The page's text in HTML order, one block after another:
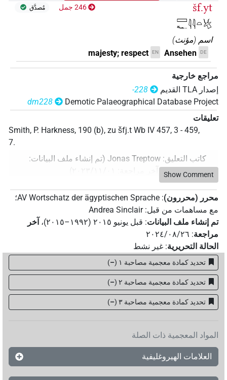
šf.yt
𓈙𓆑𓇋𓇋𓏏𓄃
246 جمل مُصدَّق
اسم (مؤنث)
DE
Ansehen
EN
majesty; respect
مراجع خارجية
إصدار‏ ‏TLA‏ القديم
-228
Demotic Palaeographical Database Project
dm228
تعليقات
Smith, P. Harkness, 190 (b), zu šfj.t Wb IV 457, 3 - 459,
7.
كاتب التعليق:
Jonas Treptow
(تم إنشاء ملف البيانات:
٢٠٢٣/١١/٠١ ، ٢٠٢٣/١١/٠١ Show Comment
محرر (محررون):
AV Wortschatz der ägyptischen Sprache؛
مع مساهمات من قبل:
Andrea Sinclair
تم إنشاء ملف البيانات: قبل يونيو ۲۰۱٥ (۱۹۹۲–۲۰۱٥) ، آخر
مراجعة: ٢٠٢٤/٠٨/٢٦
الحالة التحريرية: غير نشط
تحديد كمادة معجمية مصاحبة ١ –
)
تحديد كمادة معجمية مصاحبة ٢ –
)
تحديد كمادة معجمية مصاحبة ۳ –
)
المواد المعجمية ذات الصلة
العلامات الهيروغليفية